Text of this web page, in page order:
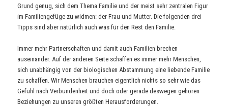
Grund genug, sich dem Thema Familie und der meist sehr zentralen Figur
im Familiengefüge zu widmen: der Frau und Mutter. Die folgenden drei
Tipps sind aber natürlich auch was für den Rest den Familie.
Immer mehr Partnerschaften und damit auch Familien brechen
auseinander. Auf der anderen Seite schaffen es immer mehr Menschen,
sich unabhängig von der biologischen Abstammung eine liebende Familie
zu schaffen. Wir Menschen brauchen eigentlich nichts so sehr wie das
Gefühl nach Verbundenheit und doch oder gerade deswegen gehören
Beziehungen zu unseren größten Herausforderungen.